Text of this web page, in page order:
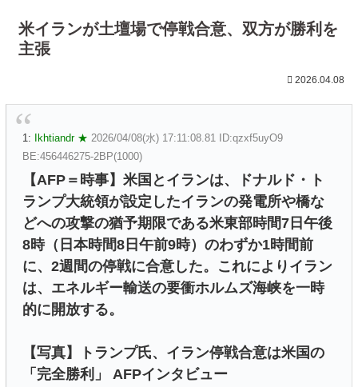
米イランが土壇場で停戦合意、双方が勝利を
主張
2026.04.08
1: Ikhtiandr ★ 2026/04/08(水) 17:11:08.81 ID:qzxf5uyO9
BE:456446275-2BP(1000)
【AFP＝時事】米国とイランは、ドナルド・ト
ランプ大統領が設定したイランの発電所や橋な
どへの攻撃の猶予期限である米東部時間7日午後
8時（日本時間8日午前9時）のわずか1時間前
に、2週間の停戦に合意した。これによりイラン
は、エネルギー輸送の要衝ホルムズ海峡を一時
的に開放する。
【写真】トランプ氏、イラン停戦合意は米国の
「完全勝利」 AFPインタビュー